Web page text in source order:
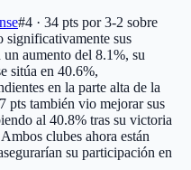
#4 · 34 pts por 3-2 sobre
significativamente sus
aumento del 8.1%, su
sitúa en 40.6%,
en la parte alta de la
pts también vio mejorar sus
al 40.8% tras su victoria
Ambos clubes ahora están
su participación en